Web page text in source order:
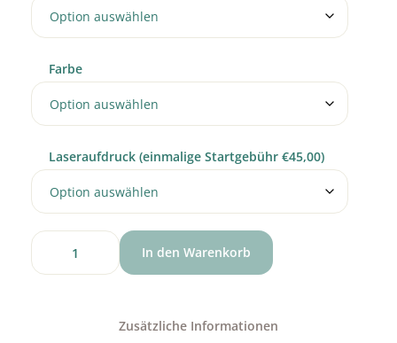
Farbe
Laseraufdruck (einmalige Startgebühr €45,00)
In den Warenkorb
Zusätzliche Informationen